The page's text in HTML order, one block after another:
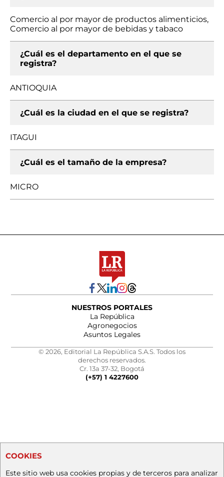
Comercio al por mayor de productos alimenticios,
Comercio al por mayor de bebidas y tabaco
¿Cuál es el departamento en el que se
registra?
ANTIOQUIA
¿Cuál es la ciudad en el que se registra?
ITAGUI
¿Cuál es el tamaño de la empresa?
MICRO
NUESTROS PORTALES
La República
Agronegocios
Asuntos Legales
© 2026, Editorial La República S.A.S. Todos los
derechos reservados.
Cr. 13a 37-32, Bogotá
(+57) 1 4227600
COOKIES
Este sitio web usa cookies propias y de terceros para analizar